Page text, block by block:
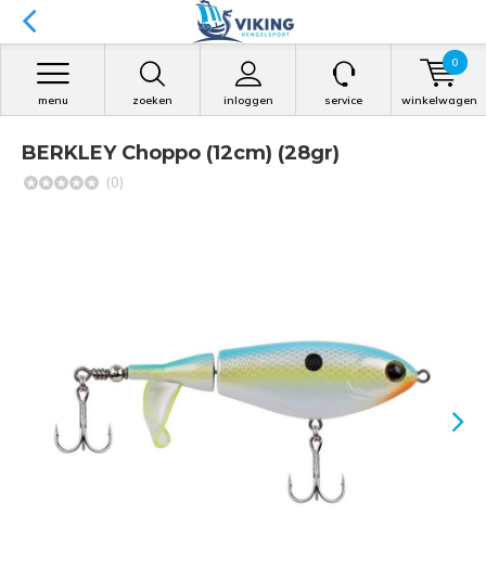
zoeken inloggen
menu service winkelwagen
0
BERKLEY Choppo (12cm) (28gr)
(0)